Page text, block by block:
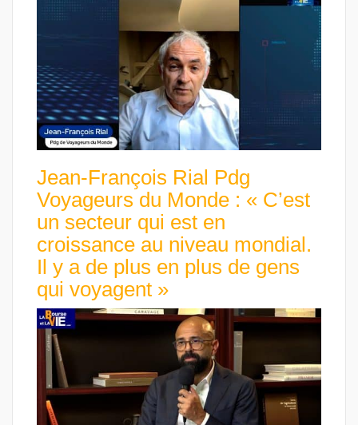
Jean-François Rial Pdg
Voyageurs du Monde : « C’est
un secteur qui est en
croissance au niveau mondial.
Il y a de plus en plus de gens
qui voyagent »